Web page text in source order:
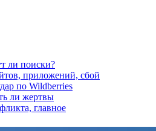
ли поиски?
приложений, сбой
по Wildberries
ли жертвы
главное